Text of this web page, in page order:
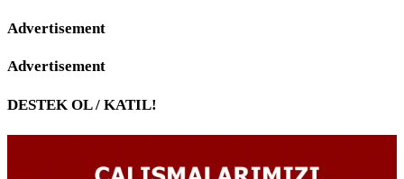
Advertisement
Advertisement
DESTEK OL / KATIL!